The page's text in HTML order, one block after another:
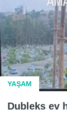
YAŞAM
Dubleks ev